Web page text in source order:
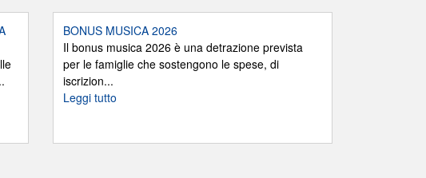
BONUS MUSICA 2026
Il bonus musica 2026 è una detrazione prevista
per le famiglie che sostengono le spese, di
iscrizion...
Leggi tutto